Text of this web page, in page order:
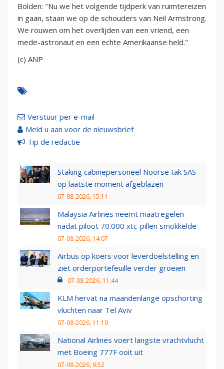
Bolden: "Nu we het volgende tijdperk van ruimtereizen
in gaan, staan we op de schouders van Neil Armstrong.
We rouwen om het overlijden van een vriend, een
mede-astronaut en een echte Amerikaanse held."
(c) ANP
Verstuur per e-mail
Meld u aan voor de nieuwsbrief
Tip de redactie
Staking cabinepersoneel Noorse tak SAS
op laatste moment afgeblazen
07-08-2026, 15:11
Malaysia Airlines neemt maatregelen
nadat piloot 70.000 xtc-pillen smokkelde
07-08-2026, 14:07
Airbus op koers voor leverdoelstelling en
ziet orderportefeuille verder groeien
07-08-2026, 11:44
KLM hervat na maandenlange opschorting
vluchten naar Tel Aviv
07-08-2026, 11:10
National Airlines voert langste vrachtvlucht
met Boeing 777F ooit uit
07-08-2026, 9:52